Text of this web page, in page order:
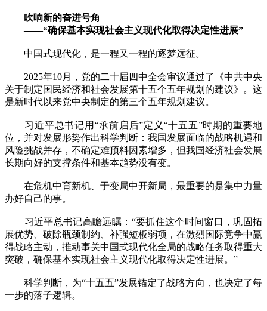
吹响新的奋进号角
——“确保基本实现社会主义现代化取得决定性进展”
中国式现代化，是一程又一程的逐梦远征。
2025年10月，党的二十届四中全会审议通过了《中共中央
关于制定国民经济和社会发展第十五个五年规划的建议》。这
是新时代以来党中央制定的第三个五年规划建议。
习近平总书记用“承前启后”定义“十五五”时期的重要地
位，并对发展形势作出科学判断：我国发展面临的战略机遇和
风险挑战并存，不确定难预料因素增多，但我国经济社会发展
长期向好的支撑条件和基本趋势没有变。
在危机中育新机、于变局中开新局，最重要的是集中力量
办好自己的事。
习近平总书记高瞻远瞩：“要抓住这个时间窗口，巩固拓
展优势、破除瓶颈制约、补强短板弱项，在激烈国际竞争中赢
得战略主动，推动事关中国式现代化全局的战略任务取得重大
突破，确保基本实现社会主义现代化取得决定性进展。”
科学判断，为“十五五”发展锚定了战略方向，也决定了每
一步的落子逻辑。